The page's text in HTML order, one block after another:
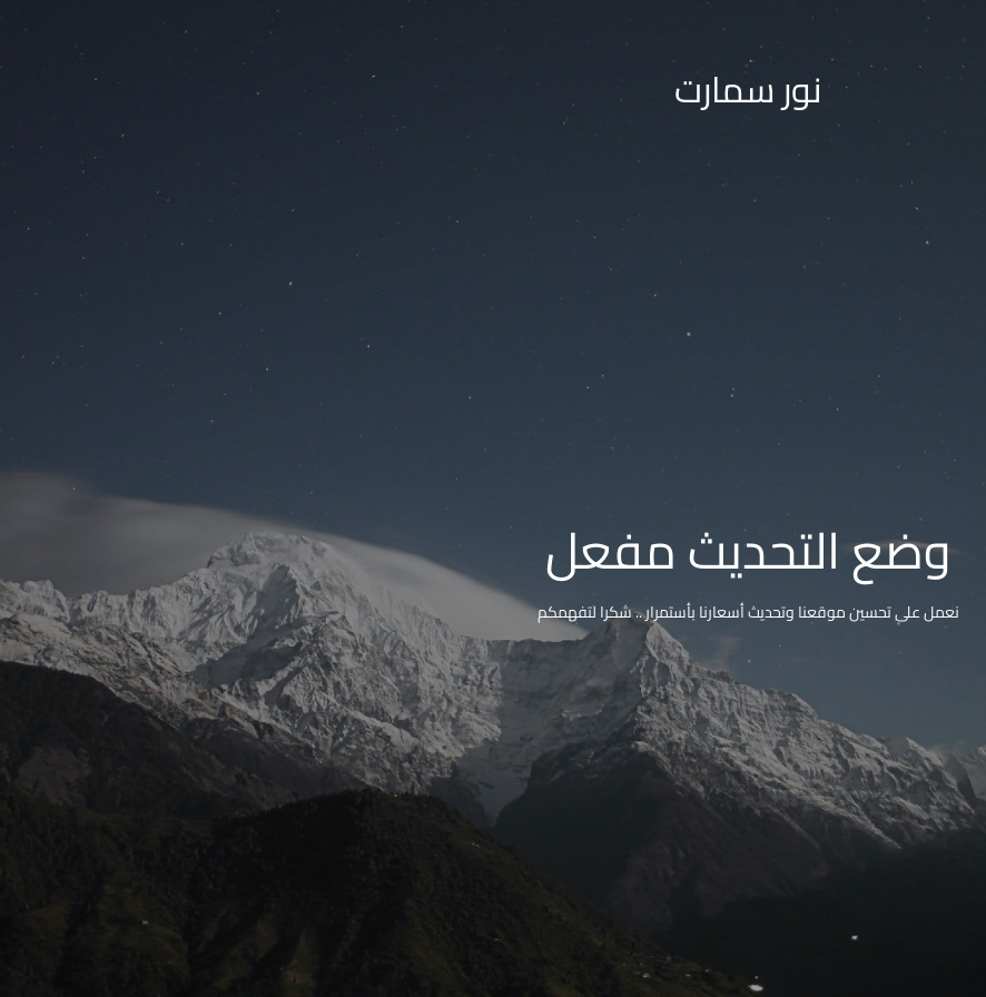
نور سمارت
وضع التحديث مفعل
نعمل على تحسين موقعنا وتحديث أسعارنا بأستمرار .. شكرا لتفهمكم